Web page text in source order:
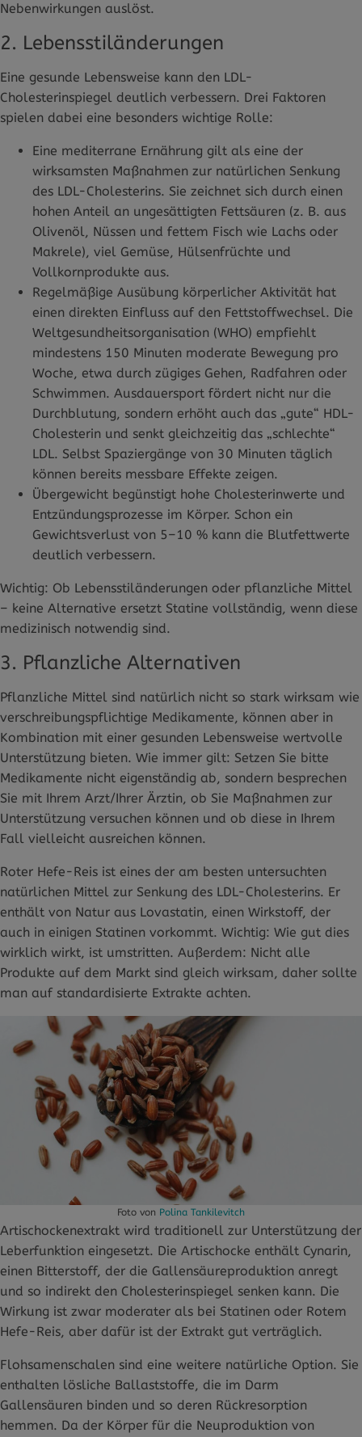
Nebenwirkungen auslöst.
2. Lebensstiländerungen
Eine gesunde Lebensweise kann den LDL-
Cholesterinspiegel deutlich verbessern. Drei Faktoren
spielen dabei eine besonders wichtige Rolle:
Eine mediterrane Ernährung gilt als eine der
wirksamsten Maßnahmen zur natürlichen Senkung
des LDL-Cholesterins. Sie zeichnet sich durch einen
hohen Anteil an ungesättigten Fettsäuren (z. B. aus
Olivenöl, Nüssen und fettem Fisch wie Lachs oder
Makrele), viel Gemüse, Hülsenfrüchte und
Vollkornprodukte aus.
Regelmäßige Ausübung körperlicher Aktivität hat
einen direkten Einfluss auf den Fettstoffwechsel. Die
Weltgesundheitsorganisation (WHO) empfiehlt
mindestens 150 Minuten moderate Bewegung pro
Woche, etwa durch zügiges Gehen, Radfahren oder
Schwimmen. Ausdauersport fördert nicht nur die
Durchblutung, sondern erhöht auch das „gute“ HDL-
Cholesterin und senkt gleichzeitig das „schlechte“
LDL. Selbst Spaziergänge von 30 Minuten täglich
können bereits messbare Effekte zeigen.
Übergewicht begünstigt hohe Cholesterinwerte und
Entzündungsprozesse im Körper. Schon ein
Gewichtsverlust von 5–10 % kann die Blutfettwerte
deutlich verbessern.
Wichtig: Ob Lebensstiländerungen oder pflanzliche Mittel
– keine Alternative ersetzt Statine vollständig, wenn diese
medizinisch notwendig sind.
3. Pflanzliche Alternativen
Pflanzliche Mittel sind natürlich nicht so stark wirksam wie
verschreibungspflichtige Medikamente, können aber in
Kombination mit einer gesunden Lebensweise wertvolle
Unterstützung bieten. Wie immer gilt: Setzen Sie bitte
Medikamente nicht eigenständig ab, sondern besprechen
Sie mit Ihrem Arzt/Ihrer Ärztin, ob Sie Maßnahmen zur
Unterstützung versuchen können und ob diese in Ihrem
Fall vielleicht ausreichen können.
Roter Hefe-Reis ist eines der am besten untersuchten
natürlichen Mittel zur Senkung des LDL-Cholesterins. Er
enthält von Natur aus Lovastatin, einen Wirkstoff, der
auch in einigen Statinen vorkommt. Wichtig: Wie gut dies
wirklich wirkt, ist umstritten. Außerdem: Nicht alle
Produkte auf dem Markt sind gleich wirksam, daher sollte
man auf standardisierte Extrakte achten.
Foto von Polina Tankilevitch
Artischockenextrakt wird traditionell zur Unterstützung der
Leberfunktion eingesetzt. Die Artischocke enthält Cynarin,
einen Bitterstoff, der die Gallensäureproduktion anregt
und so indirekt den Cholesterinspiegel senken kann. Die
Wirkung ist zwar moderater als bei Statinen oder Rotem
Hefe-Reis, aber dafür ist der Extrakt gut verträglich.
Flohsamenschalen sind eine weitere natürliche Option. Sie
enthalten lösliche Ballaststoffe, die im Darm
Gallensäuren binden und so deren Rückresorption
hemmen. Da der Körper für die Neuproduktion von